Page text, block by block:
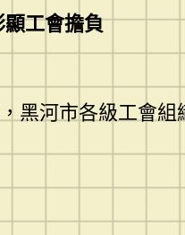
工會擔負
市各級工會組織